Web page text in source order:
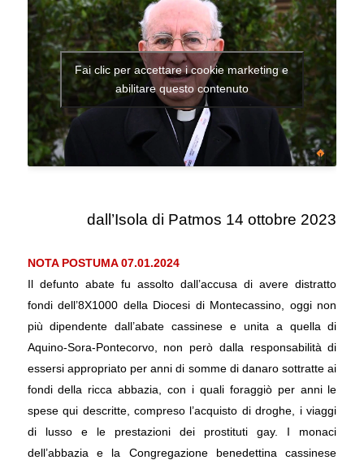
Fai clic per accettare i cookie marketing e
abilitare questo contenuto
dall’Isola di Patmos 14 ottobre 2023
NOTA POSTUMA 07.01.2024
Il defunto abate fu assolto dall’accusa di avere distratto
fondi dell’8X1000 della Diocesi di Montecassino, oggi non
più dipendente dall’abate cassinese e unita a quella di
Aquino-Sora-Pontecorvo, non però dalla responsabilità di
essersi appropriato per anni di somme di danaro sottratte ai
fondi della ricca abbazia, con i quali foraggiò per anni le
spese qui descritte, compreso l’acquisto di droghe, i viaggi
di lusso e le prestazioni dei prostituti gay. I monaci
dell’abbazia e la Congregazione benedettina cassinese